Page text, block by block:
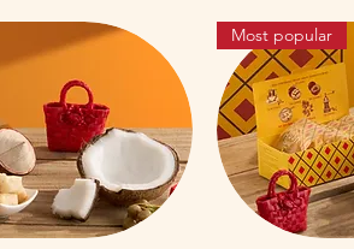
Most popular